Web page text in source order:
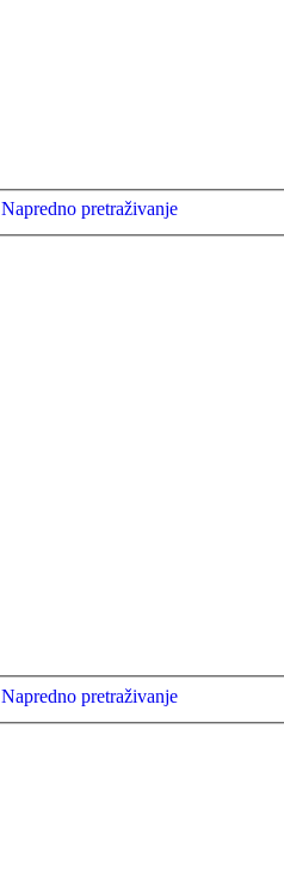
Napredno pretraživanje
Napredno pretraživanje